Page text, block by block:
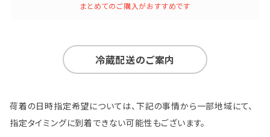
まとめてのご購入がおすすめです
冷蔵配送のご案内
荷着の日時指定希望については、下記の事情から一部地域にて、
指定タイミングに到着できない可能性もございます。